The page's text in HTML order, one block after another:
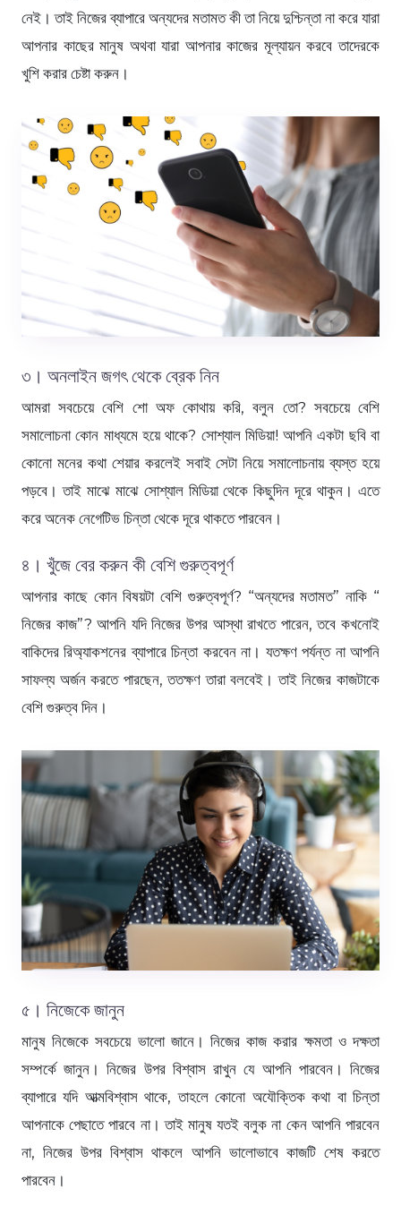
নেই। তাই নিজের ব্যাপারে অন্যদের মতামত কী তা নিয়ে দুশ্চিন্তা না করে যারা
আপনার কাছের মানুষ অথবা যারা আপনার কাজের মূল্যায়ন করবে তাদেরকে
খুশি করার চেষ্টা করুন।
৩। অনলাইন জগৎ থেকে ব্রেক নিন
আমরা সবচেয়ে বেশি শো অফ কোথায় করি, বলুন তো? সবচেয়ে বেশি
সমালোচনা কোন মাধ্যমে হয়ে থাকে? সোশ্যাল মিডিয়া! আপনি একটা ছবি বা
কোনো মনের কথা শেয়ার করলেই সবাই সেটা নিয়ে সমালোচনায় ব্যস্ত হয়ে
পড়বে। তাই মাঝে মাঝে সোশ্যাল মিডিয়া থেকে কিছুদিন দূরে থাকুন। এতে
করে অনেক নেগেটিভ চিন্তা থেকে দূরে থাকতে পারবেন।
৪। খুঁজে বের করুন কী বেশি গুরুত্বপূর্ণ
আপনার কাছে কোন বিষয়টা বেশি গুরুত্বপূর্ণ? “অন্যদের মতামত” নাকি “
নিজের কাজ”? আপনি যদি নিজের উপর আস্থা রাখতে পারেন, তবে কখনোই
বাকিদের রিঅ্যাকশনের ব্যাপারে চিন্তা করবেন না। যতক্ষণ পর্যন্ত না আপনি
সাফল্য অর্জন করতে পারছেন, ততক্ষণ তারা বলবেই। তাই নিজের কাজটাকে
বেশি গুরুত্ব দিন।
৫। নিজেকে জানুন
মানুষ নিজেকে সবচেয়ে ভালো জানে। নিজের কাজ করার ক্ষমতা ও দক্ষতা
সম্পর্কে জানুন। নিজের উপর বিশ্বাস রাখুন যে আপনি পারবেন। নিজের
ব্যাপারে যদি আত্মবিশ্বাস থাকে, তাহলে কোনো অযৌক্তিক কথা বা চিন্তা
আপনাকে পেছাতে পারবে না। তাই মানুষ যতই বলুক না কেন আপনি পারবেন
না, নিজের উপর বিশ্বাস থাকলে আপনি ভালোভাবে কাজটি শেষ করতে
পারবেন।